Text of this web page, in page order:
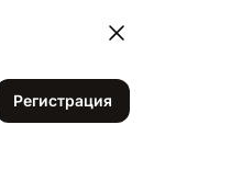
Регистрация